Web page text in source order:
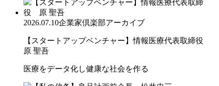
2026.07.10企業家倶楽部アーカイブ
【スタートアップベンチャー】情報医療代表取締役
原 聖吾
医療をデータ化し健康な社会を作る